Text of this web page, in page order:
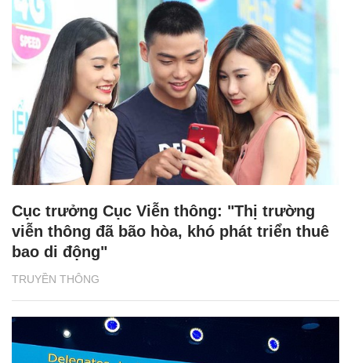
TRUYỀN THÔNG
Cục trưởng Cục Viễn thông: "Thị trường
viễn thông đã bão hòa, khó phát triển thuê
bao di động"